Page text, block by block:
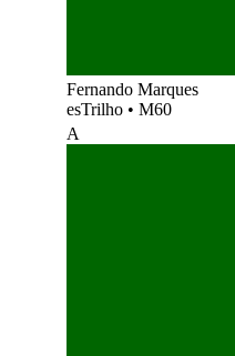
Fernando Marques
esTrilho • M60
A